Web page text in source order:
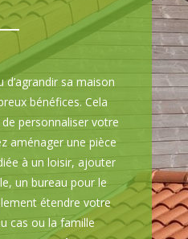
d’agrandir sa maison
bénéfices. Cela
personnaliser votre
aménager une pièce
à un loisir, ajouter
un bureau pour le
étendre votre
cas ou la famille